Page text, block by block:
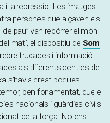
i la repressió. Les imatges
persones que alçaven els
pau” van recórrer el món
matí, el dispositiu de Som
trucades i informació
als diferents centres de
s’havia creat poques
ben fonamentat, que el
nacionals i guàrdies civils
de la força. No ens